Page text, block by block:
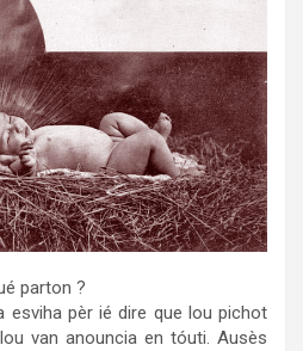
parton ?
esviha pèr ié dire que lou pichot
van anouncia en tóuti. Ausès